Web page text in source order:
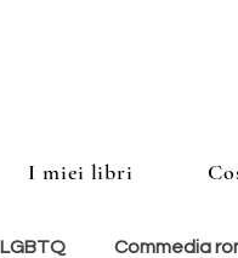
I miei libri
LGBTQ Commedia